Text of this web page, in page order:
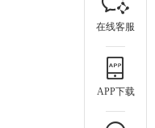
在线客服
APP下载